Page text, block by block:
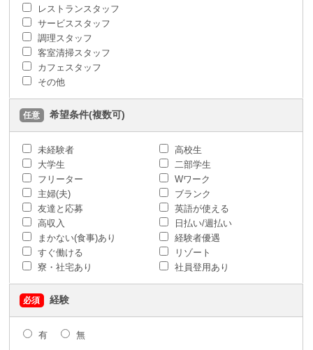
レストランスタッフ
サービススタッフ
調理スタッフ
客室清掃スタッフ
カフェスタッフ
その他
任意 希望条件(複数可)
未経験者
高校生
大学生
二部学生
フリーター
Wワーク
主婦(夫)
ブランク
友達と応募
英語が使える
高収入
日払い/週払い
まかない(食事)あり
経験者優遇
すぐ働ける
リゾート
寮・社宅あり
社員登用あり
必須 経験
有 無